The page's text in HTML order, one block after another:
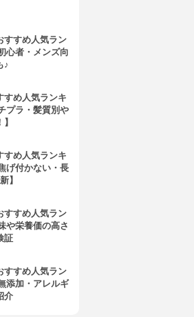
すすめ人気ラン
心者・メンズ向
♪
すめ人気ランキ
プラ・髪質別や
すめ人気ランキ
げ付かない・長
】
すすめ人気ラン
や栄養価の高さ
証
すすめ人気ラン
添加・アレルギ
介